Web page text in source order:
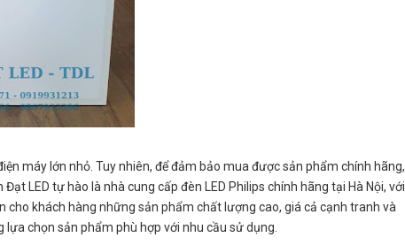
máy lớn nhỏ. Tuy nhiên, để đảm bảo mua được sản phẩm chính hãng,
LED tự hào là nhà cung cấp đèn LED Philips chính hãng tại Hà Nội, với
khách hàng những sản phẩm chất lượng cao, giá cả cạnh tranh và
chọn sản phẩm phù hợp với nhu cầu sử dụng.